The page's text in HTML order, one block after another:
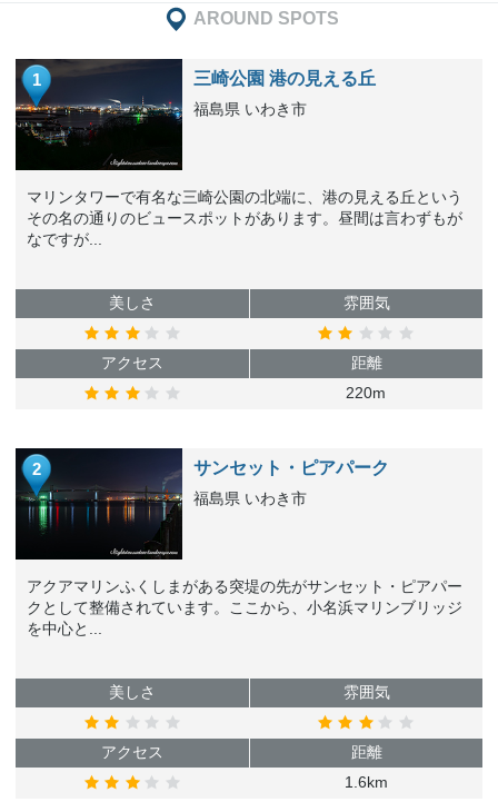
AROUND SPOTS
1 三崎公園 港の見える丘
福島県 いわき市
マリンタワーで有名な三崎公園の北端に、港の見える丘という
その名の通りのビュースポットがあります。昼間は言わずもが
なですが...
美しさ 雰囲気
アクセス
距離
220m
2 サンセット・ピアパーク
福島県 いわき市
アクアマリンふくしまがある突堤の先がサンセット・ピアパー
クとして整備されています。ここから、小名浜マリンブリッジ
を中心と...
美しさ 雰囲気
アクセス
距離
1.6km